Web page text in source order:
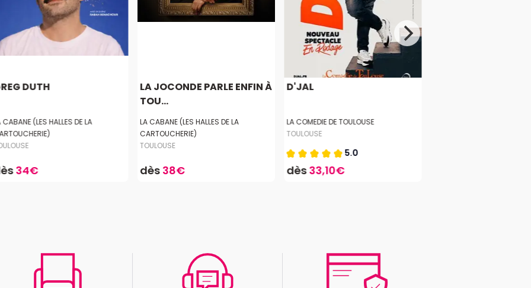
DUTH
CABANE (LES HALLES DE LA
34€
LA JOCONDE PARLE ENFIN À
TOU...
LA CABANE (LES HALLES DE LA
CARTOUCHERIE)
TOULOUSE
dès 38€
D'JAL
LA COMEDIE DE TOULOUSE
TOULOUSE
5.0
dès33,10€